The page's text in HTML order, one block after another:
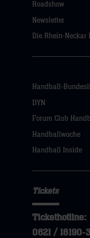
Roadshow
Newsletter
Die Rhein-
Handball-
DYN
Forum Club
Handballwoche
Handball Inside
Tickets
Tickethotline:
0621 / 18190-